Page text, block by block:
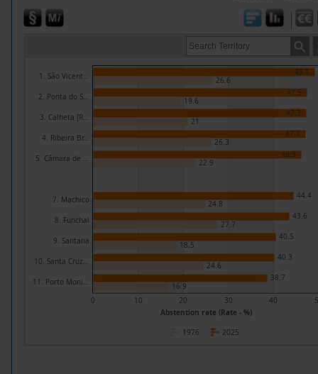
Abstention rate (Rate - %)
0 10 20 30 40
1. São Vicent...
2. Ponta do S...
3. Calheta [R...
4. Ribeira Br...
5. Câmara de ...
7. Machico
8. Funchal
9. Santana
10. Santa Cruz...
11. Porto Moni...
49.1
47.5
47.3
47.1
46.3
44.4
43.6
40.5
40.3
38.7
26.6
19.6
21
26.3
22.9
24.8
27.7
18.5
24.6
16.9
2025
1976